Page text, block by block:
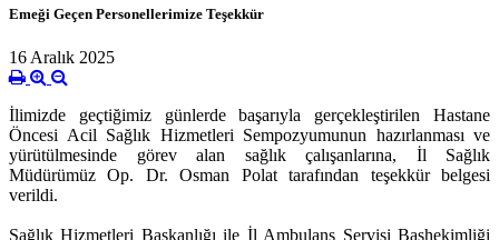
Emeği Geçen Personellerimize Teşekkür
16 Aralık 2025
İlimizde geçtiğimiz günlerde başarıyla gerçekleştirilen Hastane
Öncesi Acil Sağlık Hizmetleri Sempozyumunun hazırlanması ve
yürütülmesinde görev alan sağlık çalışanlarına, İl Sağlık
Müdürümüz Op. Dr. Osman Polat tarafından teşekkür belgesi
verildi.
Sağlık Hizmetleri Başkanlığı ile İl Ambulans Servisi Başhekimliği